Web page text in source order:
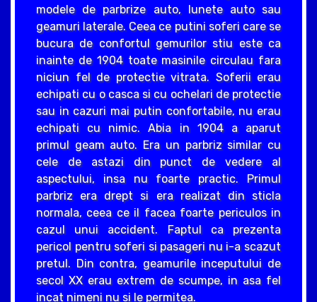
modele de parbrize auto, lunete auto sau
geamuri laterale. Ceea ce putini soferi care se
bucura de confortul gemurilor stiu este ca
inainte de 1904 toate masinile circulau fara
niciun fel de protectie vitrata. Soferii erau
echipati cu o casca si cu ochelari de protectie
sau in cazuri mai putin confortabile, nu erau
echipati cu nimic. Abia in 1904 a aparut
primul geam auto. Era un parbriz similar cu
cele de astazi din punct de vedere al
aspectului, insa nu foarte practic. Primul
parbriz era drept si era realizat din sticla
normala, ceea ce il facea foarte periculos in
cazul unui accident. Faptul ca prezenta
pericol pentru soferi si pasageri nu i-a scazut
pretul. Din contra, geamurile inceputului de
secol XX erau extrem de scumpe, in asa fel
incat nimeni nu si le permitea.